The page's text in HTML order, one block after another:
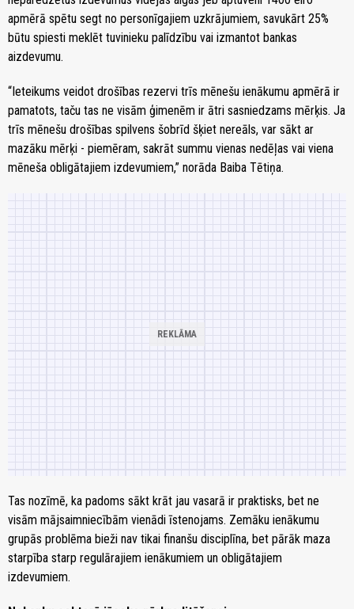
apmērā spētu segt no personīgajiem uzkrājumiem, savukārt 25%
būtu spiesti meklēt tuvinieku palīdzību vai izmantot bankas
aizdevumu.
“Ieteikums veidot drošības rezervi trīs mēnešu ienākumu apmērā ir
pamatots, taču tas ne visām ģimenēm ir ātri sasniedzams mērķis. Ja
trīs mēnešu drošības spilvens šobrīd šķiet nereāls, var sākt ar
mazāku mērķi - piemēram, sakrāt summu vienas nedēļas vai viena
mēneša obligātajiem izdevumiem,” norāda Baiba Tētiņa.
Tas nozīmē, ka padoms sākt krāt jau vasarā ir praktisks, bet ne
visām mājsaimniecībām vienādi īstenojams. Zemāku ienākumu
grupās problēma bieži nav tikai finanšu disciplīna, bet pārāk maza
starpība starp regulārajiem ienākumiem un obligātajiem
izdevumiem.